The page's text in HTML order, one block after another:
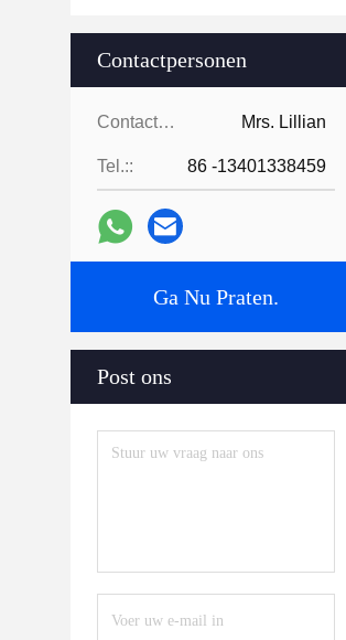
Contactpersonen
Contactpersonen: Mrs. Lillian
Tel.:: 86 -13401338459
Ga Nu Praten.
Post ons